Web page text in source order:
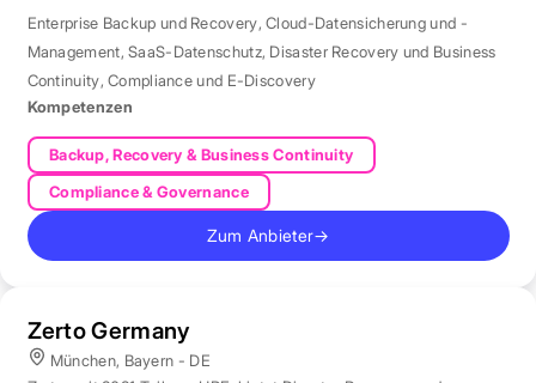
Enterprise Backup und Recovery,Cloud-Datensicherung und -
Management,SaaS-Datenschutz, Disaster Recovery und Business
Continuity,Compliance und E-Discovery
Kompetenzen
Backup, Recovery & Business Continuity
Compliance & Governance
Zum Anbieter→
Zerto Germany
München, Bayern - DE